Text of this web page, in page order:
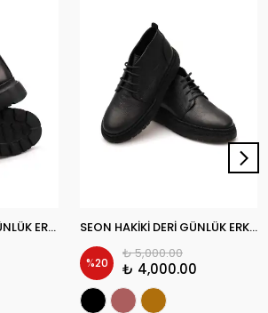
STARK HAKİKİ DERİ GÜNLÜK ERKEK POSTAL BOT SEON HAKİKİ DERİ GÜNLÜK ERKEK BOT
%20
₺ 5,000.00
₺ 4,000.00